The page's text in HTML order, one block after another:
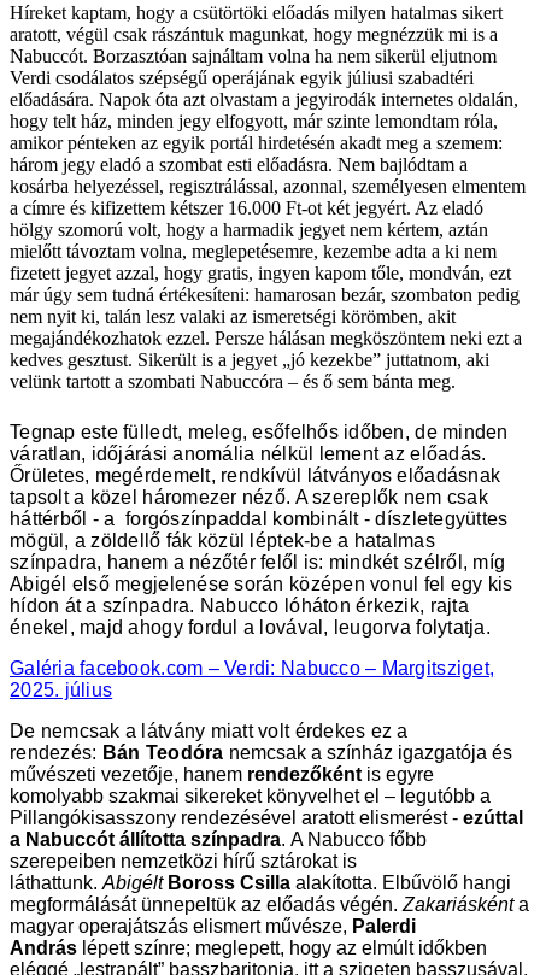
Híreket kaptam, hogy a csütörtöki előadás milyen hatalmas sikert
aratott, végül csak rászántuk magunkat, hogy megnézzük mi is a
Nabuccót. Borzasztóan sajnáltam volna ha nem sikerül eljutnom
Verdi csodálatos szépségű operájának egyik júliusi szabadtéri
előadására. Napok óta azt olvastam a jegyirodák internetes oldalán,
hogy telt ház, minden jegy elfogyott, már szinte lemondtam róla,
amikor pénteken az egyik portál hirdetésén akadt meg a szemem:
három jegy eladó a szombat esti előadásra. Nem bajlódtam a
kosárba helyezéssel, regisztrálással, azonnal, személyesen elmentem
a címre és kifizettem kétszer 16.000 Ft-ot két jegyért. Az eladó
hölgy szomorú volt, hogy a harmadik jegyet nem kértem, aztán
mielőtt távoztam volna, meglepetésemre, kezembe adta a ki nem
fizetett jegyet azzal, hogy gratis, ingyen kapom tőle, mondván, ezt
már úgy sem tudná értékesíteni: hamarosan bezár, szombaton pedig
nem nyit ki, talán lesz valaki az ismeretségi körömben, akit
megajándékozhatok ezzel. Persze hálásan megköszöntem neki ezt a
kedves gesztust. Sikerült is a jegyet „jó kezekbe” juttatnom, aki
velünk tartott a szombati Nabuccóra – és ő sem bánta meg.
Tegnap este fülledt, meleg, esőfelhős időben, de minden
váratlan, időjárási anomália nélkül lement az előadás.
Őrületes, megérdemelt, rendkívül látványos előadásnak
tapsolt a közel háromezer néző. A szereplők nem csak
háttérből - a forgószínpaddal kombinált - díszletegyüttes
mögül, a zöldellő fák közül léptek-be a hatalmas
színpadra, hanem a nézőtér felől is: mindkét szélről, míg
Abigél első megjelenése során középen vonul fel egy kis
hídon át a színpadra. Nabucco lóháton érkezik, rajta
énekel, majd ahogy fordul a lovával, leugorva folytatja.
Galéria facebook.com – Verdi: Nabucco – Margitsziget,
2025. július
De nemcsak a látvány miatt volt érdekes ez a
rendezés: Bán Teodóra nemcsak a színház igazgatója és
művészeti vezetője, hanem rendezőként is egyre
komolyabb szakmai sikereket könyvelhet el – legutóbb a
Pillangókisasszony rendezésével aratott elismerést - ezúttal
a Nabuccót állította színpadra. A Nabucco főbb
szerepeiben nemzetközi hírű sztárokat is
láthattunk. Abigélt Boross Csilla alakította. Elbűvölő hangi
megformálását ünnepeltük az előadás végén. Zakariáskénta
magyar operajátszás elismert művésze, Palerdi
András lépett színre; meglepett, hogy az elmúlt időkben
eléggé „lestrapált” basszbaritonja, itt a szigeten basszusával,